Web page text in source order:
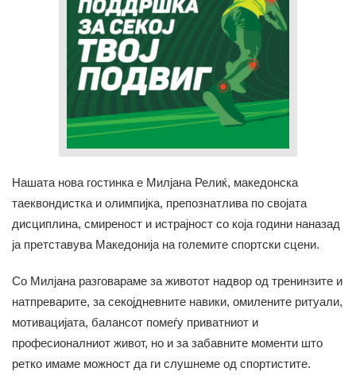
Нашата нова гостинка е Милјана Релиќ, македонска
таеквондистка и олимпијка, препознатлива по својата
дисциплина, смиреност и истрајност со која години наназад
ја претставува Македонија на големите спортски сцени.
Со Милјана разговараме за животот надвор од тренинзите и
натпреварите, за секојдневните навики, омилените ритуали,
мотивацијата, балансот помеѓу приватниот и
професионалниот живот, но и за забавните моменти што
ретко имаме можност да ги слушнеме од спортистите.